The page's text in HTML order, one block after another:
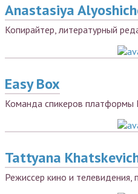
Anastasiya
Копирайтер, литературный
Easy Box
Команда спикеров платформы
Tattyana
Режиссер кино и телевидения,